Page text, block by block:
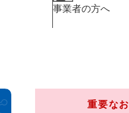
事業者の方へ
重要な